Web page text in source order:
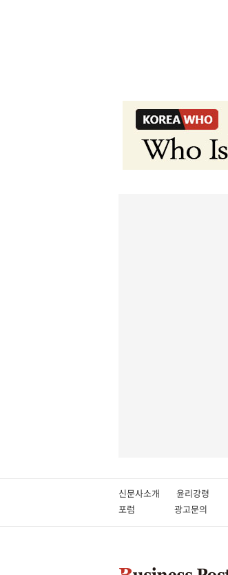
신문사소개 윤리강령
포럼
광고문의